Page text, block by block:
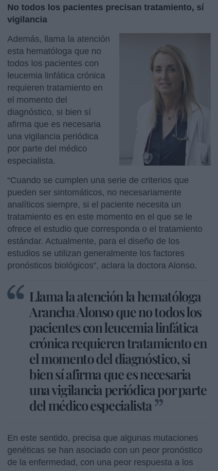
No todos los pacientes precisan tratamiento, sí
vigilancia
Además, llama la atención
esta hematóloga que no
todos los pacientes con
leucemia linfática crónica
requieren tratamiento en
el momento del
diagnóstico, si bien sí
afirma que es necesaria
una vigilancia periódica
por parte del médico
especialista.
“Cuando se cumplen una serie de criterios que
pueden ser sintomáticos, no necesariamente
analíticos siempre, si el paciente necesita un
tratamiento es en este momento en el que se le
ofrece el estudio que corresponda o el tratamiento
estándar. Actualmente, para el diseño de los
estudios se utilizan generalmente los factores
pronósticos biológicos”, aclara la doctora Alonso.
Llama la atención la hematóloga
Arancha Alonso que no todos los
pacientes con leucemia linfática
crónica requieren tratamiento en
el momento del diagnóstico, si
bien sí afirma que es necesaria
una vigilancia periódica por parte
del médico especialista
En este sentido, precisa que algunas mutaciones
genéticas se han asociado con un peor pronóstico
de la enfermedad, con una peor respuesta a los